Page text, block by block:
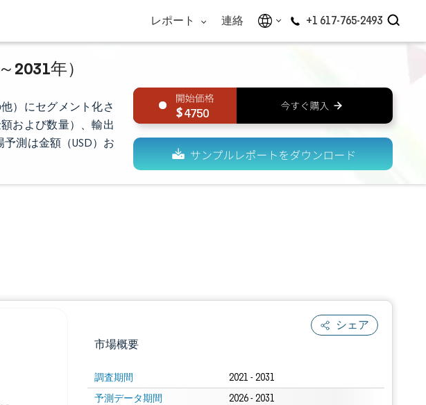
レポート 連絡 +1 617-765-2493
年）
）にセグメント化さ
および数量）、輸出
測は金額（USD）お
4750
シェア
市場概要
調査期間 2021 - 2031
予測データ期間 2026 - 2031